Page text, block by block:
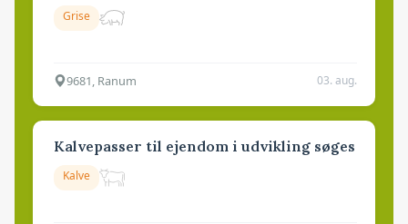
Grise
9681, Ranum 03. aug.
Kalvepasser til ejendom i udvikling søges
Kalve